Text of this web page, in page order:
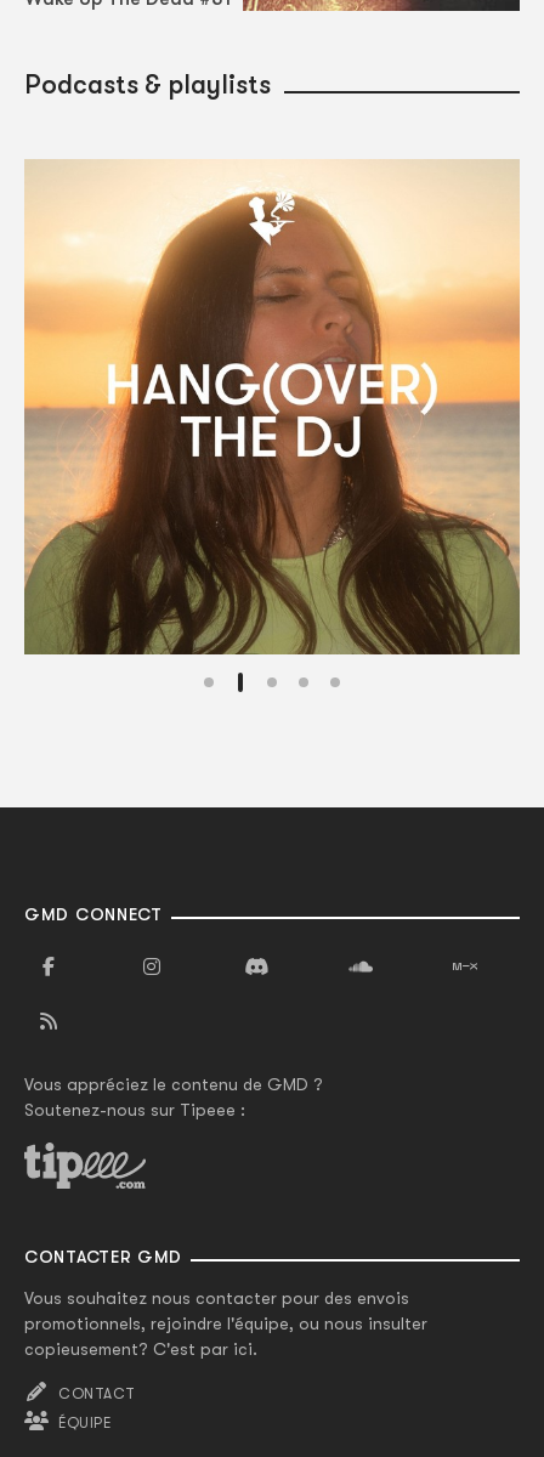
Podcasts & playlists
GMD CONNECT
Vous appréciez le contenu de GMD ?
Soutenez-nous sur Tipeee :
CONTACTER GMD
Vous souhaitez nous contacter pour des envois
promotionnels, rejoindre l'équipe, ou nous insulter
copieusement? C'est par ici.
CONTACT
ÉQUIPE